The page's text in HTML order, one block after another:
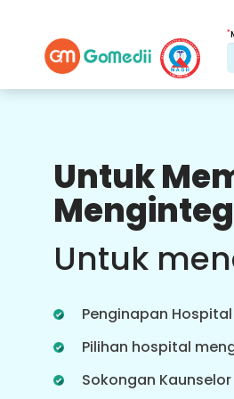
*
Untuk
Untuk
Penginapan
Pilihan hospital
Sokongan
Faedah Kami
Aplikasi
bahasa
Muat turun aplikasi
bahasa kami yang
rawatan anda dengan